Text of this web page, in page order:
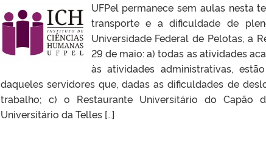
UFPel permanece sem aulas nesta
transporte e a dificuldade de
Universidade Federal de Pelotas, a
29 de maio: a) todas as atividades
às atividades administrativas,
daqueles servidores que, dadas as dificuldades de
trabalho; c) o Restaurante Universitário do Capão
Universitário da Telles […]